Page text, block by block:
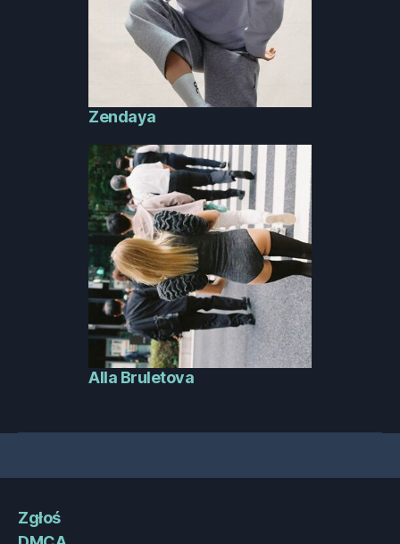
Zendaya
Alla Bruletova
Zgłoś